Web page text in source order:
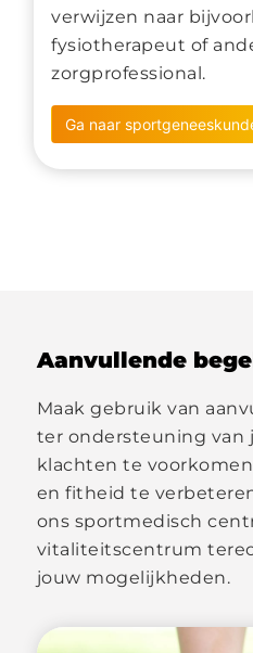
verwijzen naar
fysiotherapeut of
zorgprofessional.
Ga naar
Aanvullende
Maak gebruik van
ter ondersteuning van
klachten te
en fitheid te
ons sportmedisch
vitaliteitscentrum
jouw mogelijkheden.